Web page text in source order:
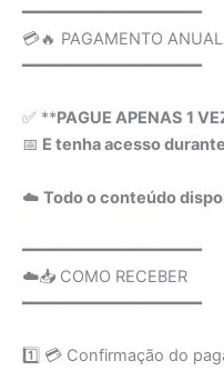
━━━━━━━━━━━━━━━━━━
💳🔥 PAGAMENTO
━━━━━━━━━━━━━━━━━━
✅ **PAGUE APENAS 1
📅 E tenha acesso
☁️ Todo o conteúdo
━━━━━━━━━━━━━━━━━━
☁️📥 COMO RECEBER
━━━━━━━━━━━━━━━━━━
1️⃣ 💳 Confirmação do